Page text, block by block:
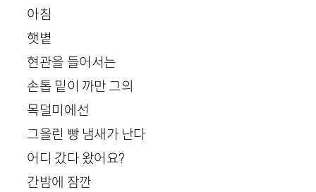
아침
햇볕
현관을 들어서는
손톱 밑이 까만 그의
목덜미에선
그을린 빵 냄새가 난다
어디 갔다 왔어요?
간밤에 잠깐